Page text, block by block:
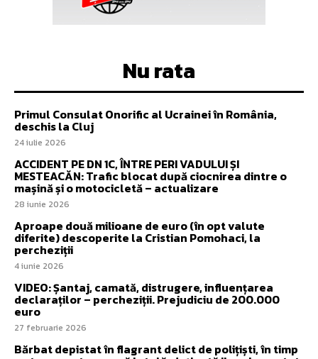
Nu rata
Primul Consulat Onorific al Ucrainei în România,
deschis la Cluj
24 iulie 2026
ACCIDENT PE DN 1C, ÎNTRE PERI VADULUI ȘI
MESTEACĂN: Trafic blocat după ciocnirea dintre o
mașină și o motocicletă – actualizare
28 iunie 2026
Aproape două milioane de euro (în opt valute
diferite) descoperite la Cristian Pomohaci, la
percheziții
4 iunie 2026
VIDEO: Șantaj, camată, distrugere, influențarea
declaraților – percheziții. Prejudiciu de 200.000
euro
27 februarie 2026
Bărbat depistat în flagrant delict de polițiști, în timp